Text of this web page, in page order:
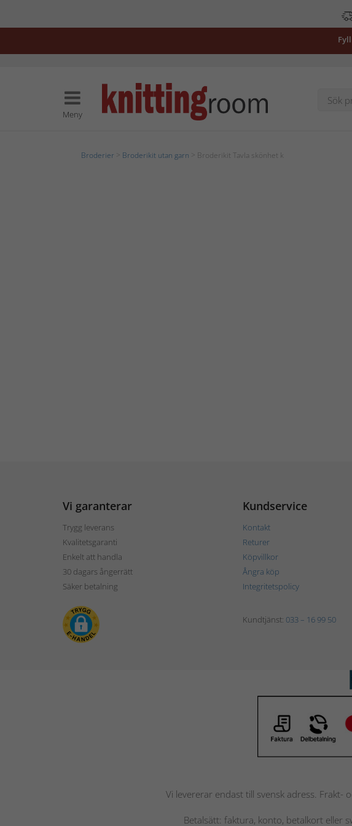
Meny
Broderier Broderikit utan garn > Broderikit Tavla skönhet k
Vi garanterar
Trygg leverans
Kvalitetsgaranti
Enkelt att handla
30 dagars ångerrätt
Säker betalning
Kundservice
Kontakt
Returer
Köpvillkor
Ångra köp
Integritetspolicy
Kundtjänst: 033 – 16 99 50
Vi levererar endast till svensk adress.
Betalsätt: faktura, konto, betalkort eller